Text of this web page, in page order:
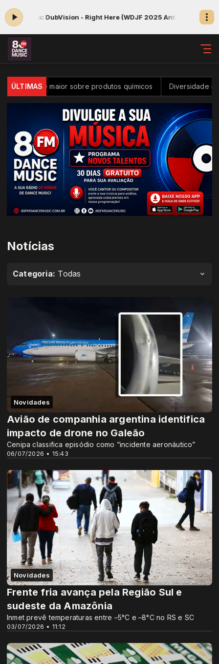
- Right Here (WDJF 2025 Anthem)Sua melhor música da
ÚLTIMAS
sobre produtos químicos Diversidade na inovação é
Notícias
Categoria: Todas
Novidades
06/07/2026 • 15:43
Avião de companhia argentina identifica
impacto de drone no Galeão
Cenipa classifica episódio como “incidente aeronáutico”
Novidades
03/07/2026 • 11:12
Frente fria avança pela Região Sul e
sudeste da Amazônia
Inmet prevê temperaturas entre –5°C e –8°C no RS e SC